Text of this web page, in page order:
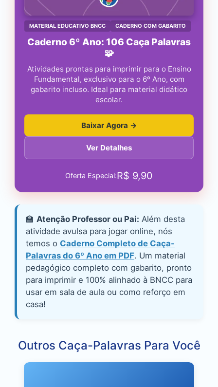
MATERIAL EDUCATIVO BNCC CADERNO COM GABARITO
Caderno 6º Ano: 106 Caça Palavras
🧩
Atividades prontas para imprimir para o Ensino
Fundamental, exclusivo para o 6º Ano, com
gabarito incluso. Ideal para material didático
escolar.
Baixar Agora →
Ver Detalhes
Oferta Especial:R$ 9,90
🏫 Atenção Professor ou Pai: Além desta
atividade avulsa para jogar online, nós
temos o Caderno Completo de Caça-
Palavras do 6º Ano em PDF. Um material
pedagógico completo com gabarito, pronto
para imprimir e 100% alinhado à BNCC para
usar em sala de aula ou como reforço em
casa!
Outros Caça-Palavras Para Você